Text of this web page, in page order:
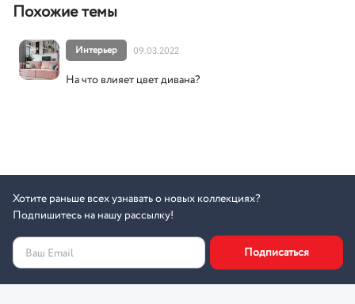
Похожие темы
Интерьер 09.03.2022
На что влияет цвет дивана?
Хотите раньше всех узнавать о новых коллекциях?
Подпишитесь на нашу рассылку!
Ваш Email Подписаться